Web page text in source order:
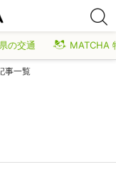
の交通 MATCHA
事一覧